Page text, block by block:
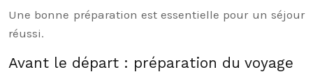
Une bonne préparation est essentielle pour un séjour
réussi.
Avant le départ : préparation du voyage